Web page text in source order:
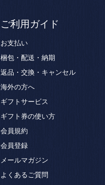
ご利用ガイド
お支払い
梱包・配送・納期
返品・交換・キャンセル
海外の方へ
ギフトサービス
ギフト券の使い方
会員規約
会員登録
メールマガジン
よくあるご質問